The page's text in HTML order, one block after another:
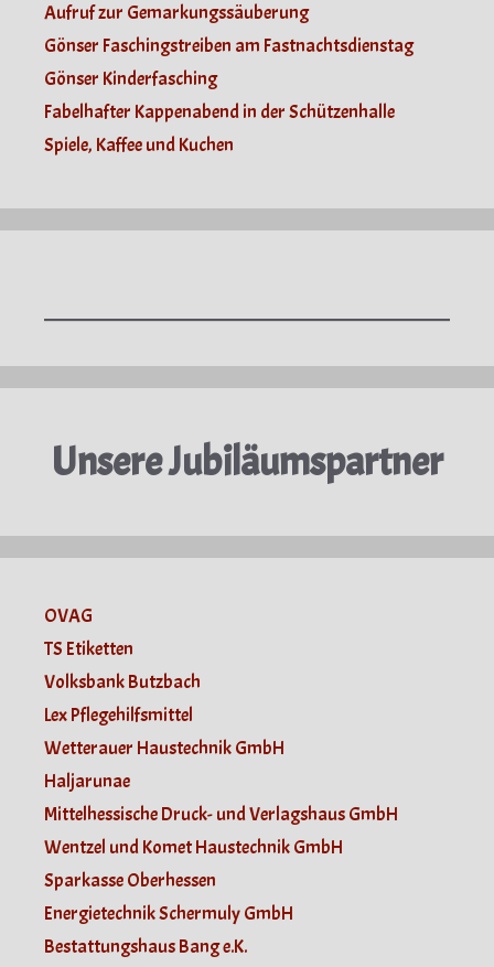
Aufruf zur Gemarkungssäuberung
Gönser Faschingstreiben am Fastnachtsdienstag
Gönser Kinderfasching
Fabelhafter Kappenabend in der Schützenhalle
Spiele, Kaffee und Kuchen
Unsere Jubiläumspartner
OVAG
TS Etiketten
Volksbank Butzbach
Lex Pflegehilfsmittel
Wetterauer Haustechnik GmbH
Haljarunae
Mittelhessische Druck- und Verlagshaus GmbH
Wentzel und Komet Haustechnik GmbH
Sparkasse Oberhessen
Energietechnik Schermuly GmbH
Bestattungshaus Bang e.K.